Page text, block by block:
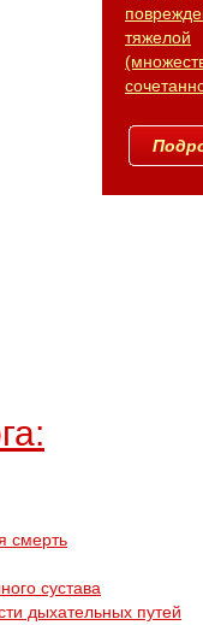
тяжелой
смерть
сустава
дыхательных путей